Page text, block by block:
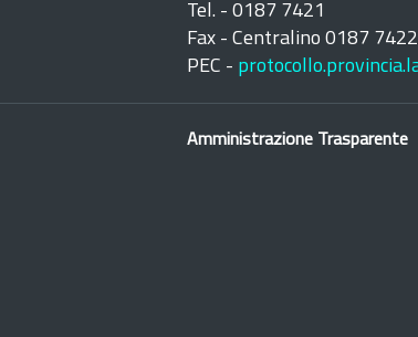
Tel. - 0187 7421
Fax - Centralino 0187
PEC -
Amministrazione Trasparente